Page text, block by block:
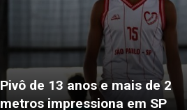
Pivô de 13 anos e mais de 2
metros impressiona em SP